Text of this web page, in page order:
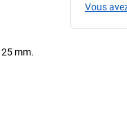
mm.
Vous